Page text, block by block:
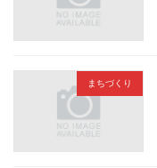
まちづくり